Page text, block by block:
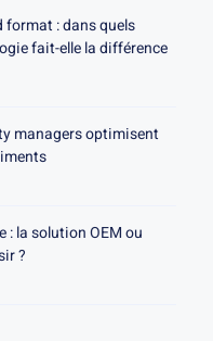
format : dans quels
fait-elle la différence
managers optimisent
: la solution OEM ou
?